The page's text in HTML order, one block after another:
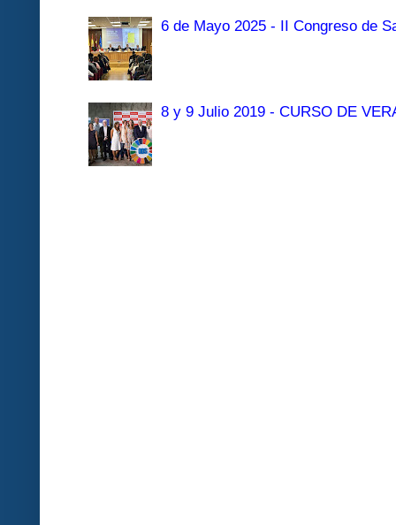
6 de Mayo 2025 - II Congreso de
8 y 9 Julio 2019 - CURSO DE